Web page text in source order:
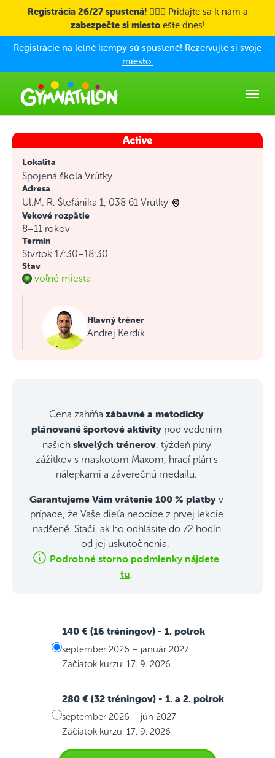
Skip to main content
Registrácia 26/27 spustená! 🤸🏼‍♀️ Pridajte sa k nám a
zabezpečte si miestoešte dnes!
Registrácie na letné kempy sú spustené! Rezervujte si svoje
miesto.
Lokalita
Spojená škola Vrútky
Adresa
Ul.M. R. Štefánika 1, 038 61 Vrútky
Vekové rozpätie
8–11 rokov
Termín
Štvrtok 17:30–18:30
Stav
voľné miesta
Hlavný tréner
Andrej Kerdík
Cena zahŕňa zábavné a metodicky
plánované športové aktivitypod vedením
našich skvelých trénerov, týždeň plný
zážitkov s maskotom Maxom, hrací plán s
nálepkami a záverečnú medailu.
Garantujeme Vám vrátenie 100 % platby v
prípade, že Vaše dieťa neodíde z prvej lekcie
nadšené. Stačí, ak ho odhlásite do 72 hodín
od jej uskutočnenia.
Podrobné storno podmienky nájdete
tu.
140 € (16 tréningov) - 1. polrok
september 2026 – január 2027
Začiatok kurzu: 17. 9. 2026
280 € (32 tréningov) - 1. a 2. polrok
september 2026 – jún 2027
Začiatok kurzu: 17. 9. 2026